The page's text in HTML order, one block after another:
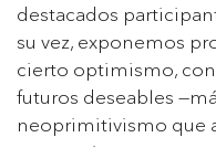
destacados
su vez, exponemos
cierto optimismo,
futuros deseables
neoprimitivismo que